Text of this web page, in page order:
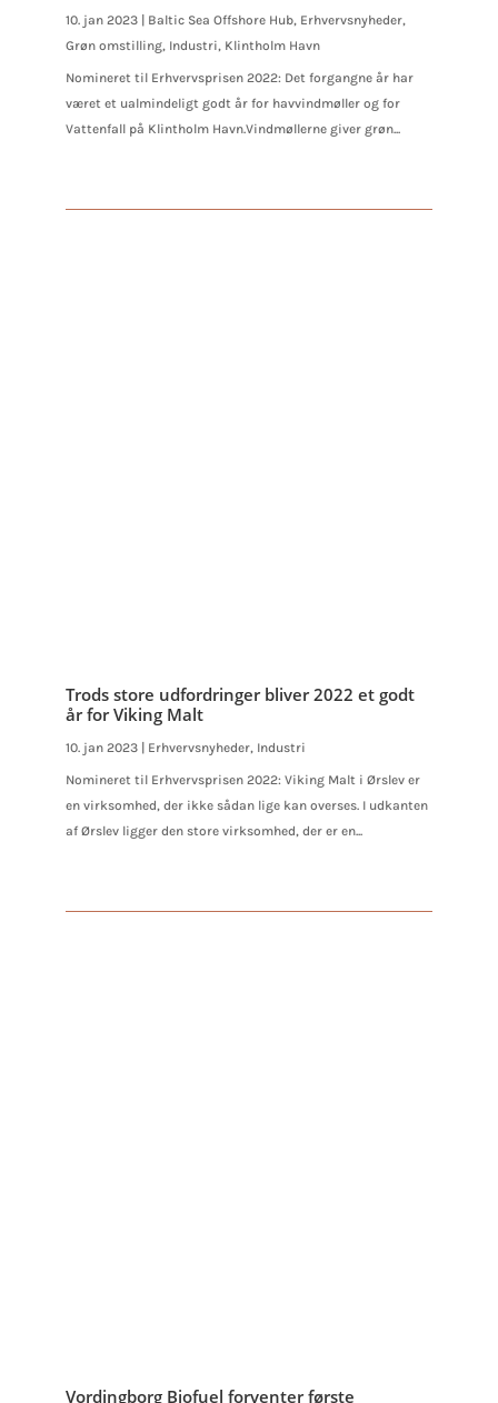
10. jan 2023 Baltic Sea Offshore Hub, Erhvervsnyheder,
Grøn omstilling, Industri, Klintholm Havn
Nomineret til Erhvervsprisen 2022: Det forgangne år har
været et ualmindeligt godt år for havvindmøller og for
Vattenfall på Klintholm Havn.Vindmøllerne giver grøn...
Trods store udfordringer bliver 2022 et godt
år for Viking Malt
10. jan 2023 | Erhvervsnyheder, Industri
Nomineret til Erhvervsprisen 2022: Viking Malt i Ørslev er
en virksomhed, der ikke sådan lige kan overses. I udkanten
af Ørslev ligger den store virksomhed, der er en...
Vordingborg Biofuel forventer første